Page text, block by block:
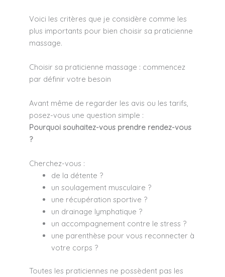
Voici les critères que je considère comme les
plus importants pour bien choisir sa praticienne
massage.
Choisir sa praticienne massage : commencez
par définir votre besoin
Avant même de regarder les avis ou les tarifs,
posez-vous une question simple :
Pourquoi souhaitez-vous prendre rendez-vous
?
Cherchez-vous :
de la détente ?
un soulagement musculaire ?
une récupération sportive ?
un drainage lymphatique ?
un accompagnement contre le stress ?
une parenthèse pour vous reconnecter à
votre corps ?
Toutes les praticiennes ne possèdent pas les